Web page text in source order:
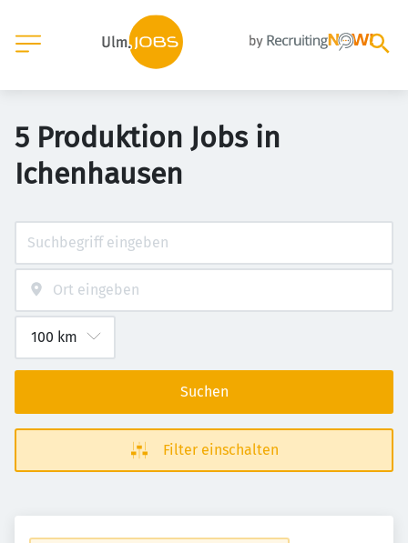
5 Produktion Jobs in
Ichenhausen
Suchen
Filter einschalten